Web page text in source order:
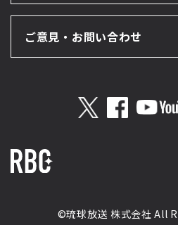
ご意見・お問い合わせ
©琉球放送 株式会社 All